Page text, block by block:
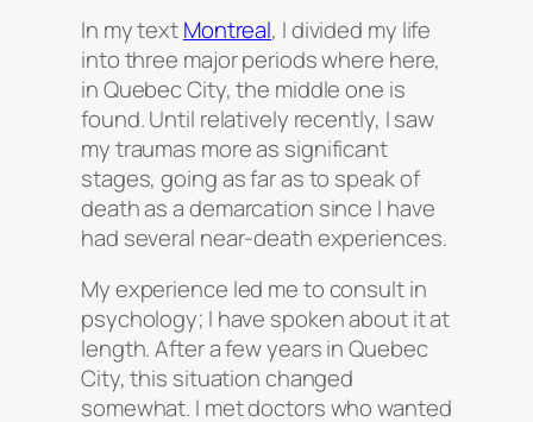
In my textMontreal, I divided my life
into three major periods where here,
in Quebec City, the middle one is
found. Until relatively recently, I saw
my traumas more as significant
stages, going as far as to speak of
death as a demarcation since I have
had several near-death experiences.
My experience led me to consult in
psychology; I have spoken about it at
length. After a few years in Quebec
City, this situation changed
somewhat. I met doctors who wanted